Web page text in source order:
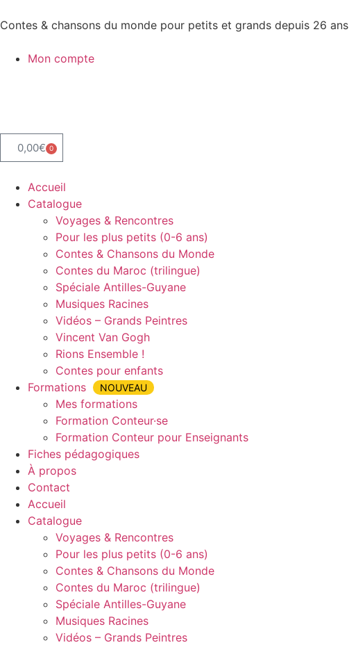
Contes & chansons du monde pour petits et grands depuis 26 ans
Mon compte
0,00€ 0
Accueil
Catalogue
Voyages & Rencontres
Pour les plus petits (0-6 ans)
Contes & Chansons du Monde
Contes du Maroc (trilingue)
Spéciale Antilles-Guyane
Musiques Racines
Vidéos – Grands Peintres
Vincent Van Gogh
Rions Ensemble !
Contes pour enfants
Formations
NOUVEAU
Mes formations
Formation Conteur·se
Formation Conteur pour Enseignants
Fiches pédagogiques
À propos
Contact
Accueil
Catalogue
Voyages & Rencontres
Pour les plus petits (0-6 ans)
Contes & Chansons du Monde
Contes du Maroc (trilingue)
Spéciale Antilles-Guyane
Musiques Racines
Vidéos – Grands Peintres